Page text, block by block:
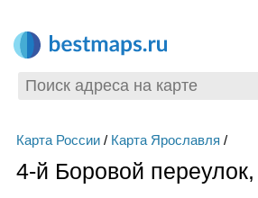
Карта России/ Карта Ярославля /
4-й Боровой